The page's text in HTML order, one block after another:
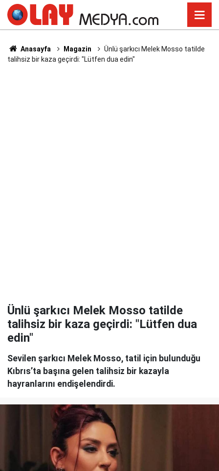
Anasayfa Magazin
Ünlü şarkıcı Melek Mosso tatilde
talihsiz bir kaza geçirdi: "Lütfen dua edin"
Ünlü şarkıcı Melek Mosso tatilde
talihsiz bir kaza geçirdi: "Lütfen dua
edin"
Sevilen şarkıcı Melek Mosso, tatil için bulunduğu
Kıbrıs’ta başına gelen talihsiz bir kazayla
hayranlarını endişelendirdi.